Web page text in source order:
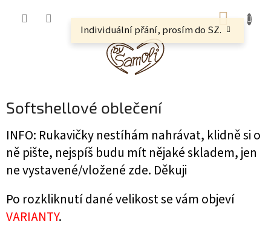
Individuální přání, prosím do SZ.
Softshellové oblečení
INFO: Rukavičky nestíhám nahrávat, klidně si o
ně pište, nejspíš budu mít nějaké skladem, jen
ne vystavené/vložené zde. Děkuji
Po rozkliknutí dané velikost se vám objeví
VARIANTY.